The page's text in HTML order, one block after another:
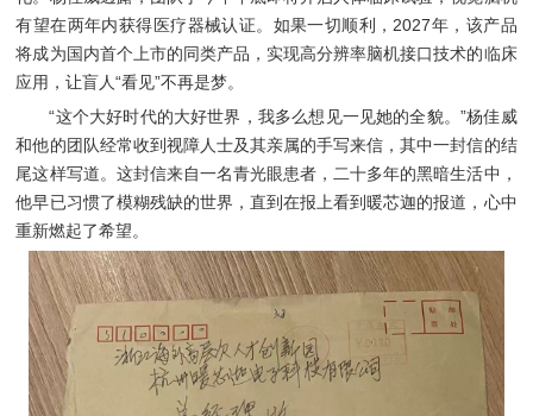
有望在两年内获得医疗器械认证。如果一切顺利，2027年，该产品
将成为国内首个上市的同类产品，实现高分辨率脑机接口技术的临床
应用，让盲人“看见”不再是梦。
“这个大好时代的大好世界，我多么想见一见她的全貌。”杨佳威
和他的团队经常收到视障人士及其亲属的手写来信，其中一封信的结
尾这样写道。这封信来自一名青光眼患者，二十多年的黑暗生活中，
他早已习惯了模糊残缺的世界，直到在报上看到暖芯迦的报道，心中
重新燃起了希望。